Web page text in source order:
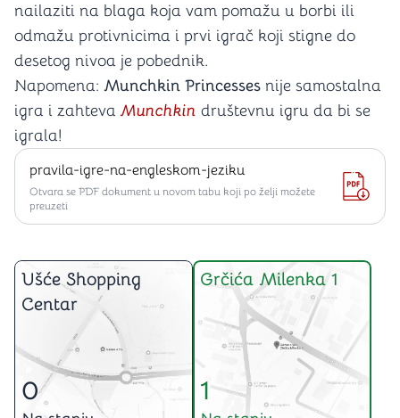
nailaziti na blaga koja vam pomažu u borbi ili
odmažu protivnicima i prvi igrač koji stigne do
desetog nivoa je pobednik.
Napomena: Munchkin Princesses nije samostalna
igra i zahtevaMunchkin društevnu igru da bi se
igrala!
pravila-igre-na-engleskom-jeziku
Otvara se PDF dokument u novom tabu koji po želji možete
preuzeti
Ušće Shopping
Centar
0
Grčića Milenka 1
1